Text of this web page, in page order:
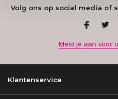
Volg ons op social media of
Meld je aan voor
Klantenservice